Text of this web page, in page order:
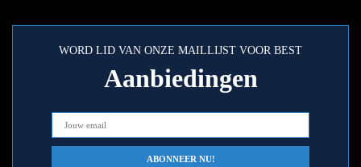
WORD LID VAN ONZE MAILLIJST VOOR BEST
Aanbiedingen